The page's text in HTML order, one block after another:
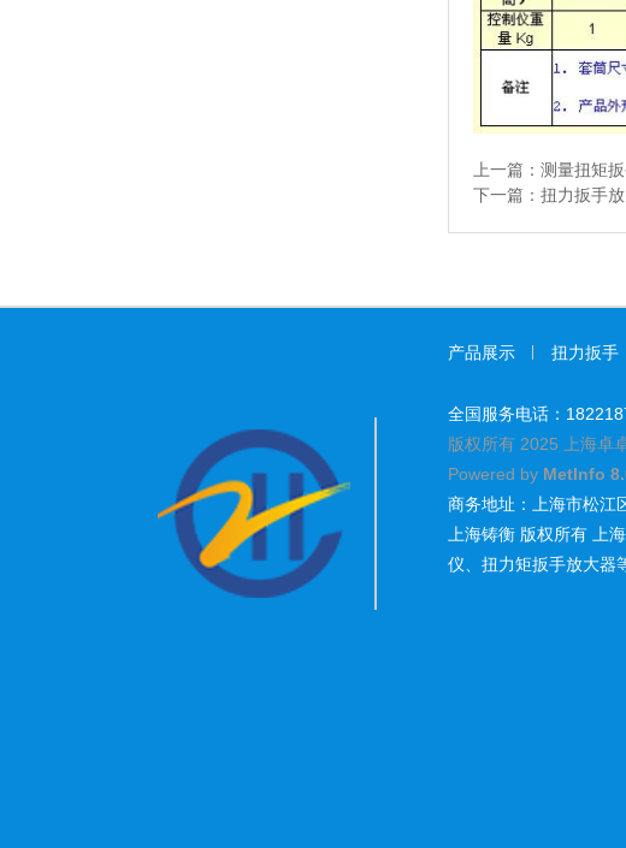
上一篇： 测量扭矩
下一篇： 扭力扳手
产品展示 扭力扳手
全国服务电话：
版权所有 2025 上海卓
Powered by MetInfo
商务地址：上海市松江
上海铸衡 版权所有
上
仪
扭力矩扳手放大器